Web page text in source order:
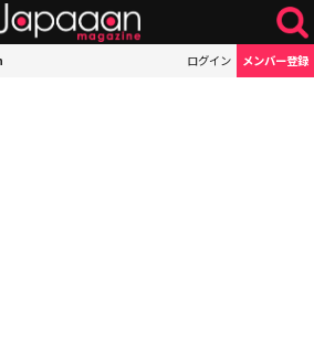
ログイン メンバー登録